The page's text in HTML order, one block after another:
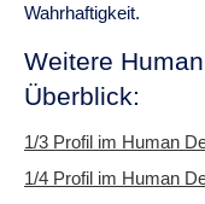
Wahrhaftigkeit.
Weitere
Überblick:
1/3 Profil im Human
1/4 Profil im Human